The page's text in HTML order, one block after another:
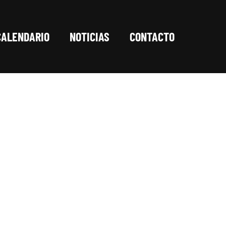
NOTICIAS CONTACTO